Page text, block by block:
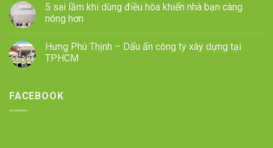
5 sai lầm khi dùng điều hòa khiến nhà bạn càng
nóng hơn
Hưng Phú Thịnh – Dấu ấn công ty xây dựng tại
TPHCM
FACEBOOK